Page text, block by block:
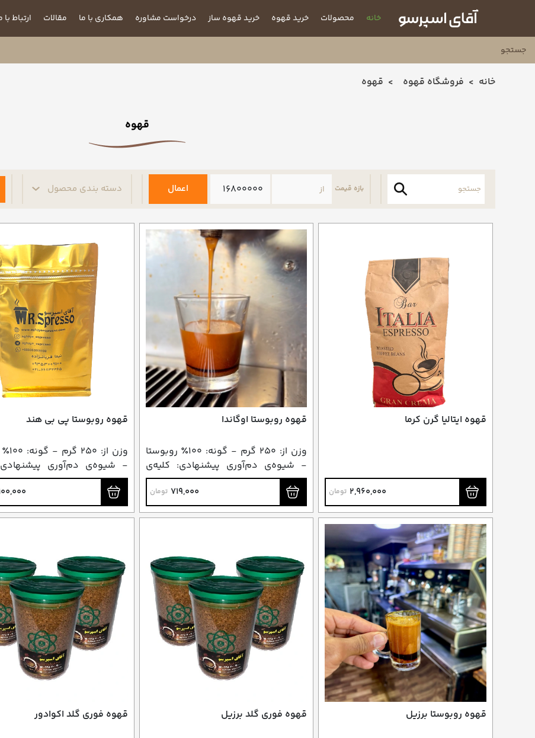
خانه محصولات خرید قهوه خرید قهوه ساز درخواست مشاوره همکاری با ما مقالات ارتباط با
خانه فروشگاه قهوه قهوه
قهوه
بازه قیمت اعمال دسته بندی محصول
قهوه ایتالیا گرن کرما
2,960,000 تومان
قهوه روبوستا اوگاندا
وزن از: ۲۵۰ گرم - گونه: ۱۰۰٪ روبوستا
- شیوه‌ی دم‌آوری پیشنهادی: کلیه‌ی
روش‌های دم‌آوری
719,000 تومان
قهوه روبوستا پی بی هند
وزن
- شیوه‌ی دم‌آوری
روش‌های دم‌آوری
قهوه روبوستا برزیل قهوه فوری گلد برزیل قهوه فوری گلد اکوادور